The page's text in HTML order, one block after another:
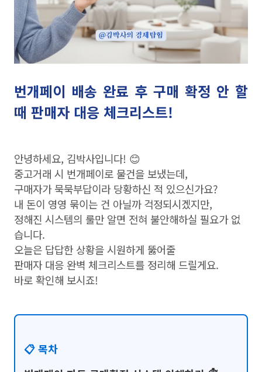
번개페이 배송 완료 후 구매 확정 안 할
때 판매자 대응 체크리스트!
안녕하세요, 김박사입니다! 😊
중고거래 시 번개페이로 물건을 보냈는데,
구매자가 묵묵부답이라 당황하신 적 있으신가요?
내 돈이 영영 묶이는 건 아닐까 걱정되시겠지만,
정해진 시스템의 룰만 알면 전혀 불안해하실 필요가 없
습니다.
오늘은 답답한 상황을 시원하게 뚫어줄
판매자 대응 완벽 체크리스트를 정리해 드릴게요.
바로 확인해 보시죠!
📋 목차